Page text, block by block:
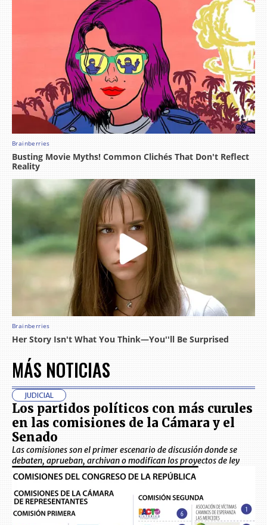
MÁS NOTICIAS
JUDICIAL
Los partidos políticos con más curules
en las comisiones de la Cámara y el
Senado
Las comisiones son el primer escenario de discusión donde se
debaten, aprueban, archivan o modifican los proyectos de ley